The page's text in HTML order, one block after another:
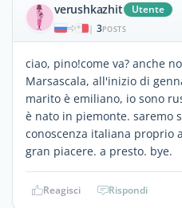
verushkazhit Utente
| 3POSTS
ciao, pino!come va? anche
Marsascala, all'inizio di
marito è emiliano, io sono
è nato in piemonte. saremo
conoscenza italiana proprio
gran piacere. a presto. bye.
Reagisci Rispondi